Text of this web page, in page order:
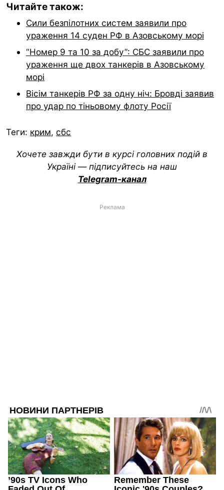
Читайте також:
Сили безпілотних систем заявили про
ураження 14 суден РФ в Азовському морі
“Номер 9 та 10 за добу”: СБС заявили про
ураження ще двох танкерів в Азовському
морі
Вісім танкерів РФ за одну ніч: Бровді заявив
про удар по тіньовому флоту Росії
Теги: крим, сбс
Хочете завжди бути в курсі головних подій в
Україні — підписуйтесь на наш
Telegram-канал
Реклама